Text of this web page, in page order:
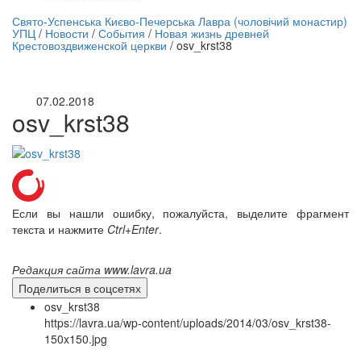
трансляция | 12 сентября
трансляции
Свято-Успенська Києво-Печерська Лавра (чоловічий монастир)
УПЦ / Новости / События / Новая жизнь древней
Крестовоздвиженской церкви / osv_krst38
07.02.2018
osv_krst38
Если вы нашли ошибку, пожалуйста, выделите фрагмент
текста и нажмите Ctrl+Enter.
Редакция сайта www.lavra.ua
Поделиться в соцсетях
osv_krst38
https://lavra.ua/wp-content/uploads/2014/03/osv_krst38-
150x150.jpg